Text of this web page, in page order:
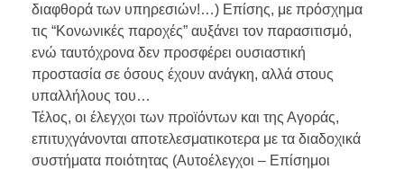
διαφθορά των υπηρεσιών!…) Επίσης, με πρόσχημα
τις “Κονωνικές παροχές” αυξάνει τον παρασιτισμό,
ενώ ταυτόχρονα δεν προσφέρει ουσιαστική
προστασία σε όσους έχουν ανάγκη, αλλά στους
υπαλλήλους του…
Τέλος, οι έλεγχοι των προϊόντων και της Αγοράς,
επιτυχγάνονται αποτελεσματικοτερα με τα διαδοχικά
συστήματα ποιότητας (Αυτοέλεγχοι – Επίσημοι